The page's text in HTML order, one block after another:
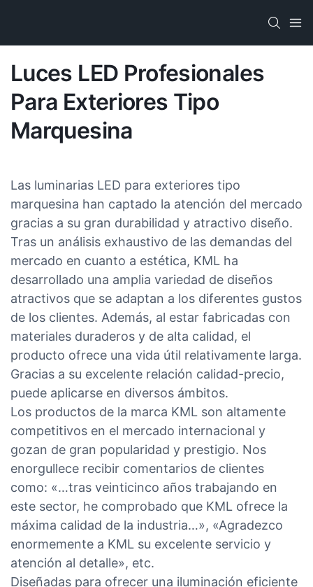
Luces LED Profesionales
Para Exteriores Tipo
Marquesina
Las luminarias LED para exteriores tipo
marquesina han captado la atención del mercado
gracias a su gran durabilidad y atractivo diseño.
Tras un análisis exhaustivo de las demandas del
mercado en cuanto a estética, KML ha
desarrollado una amplia variedad de diseños
atractivos que se adaptan a los diferentes gustos
de los clientes. Además, al estar fabricadas con
materiales duraderos y de alta calidad, el
producto ofrece una vida útil relativamente larga.
Gracias a su excelente relación calidad-precio,
puede aplicarse en diversos ámbitos.
Los productos de la marca KML son altamente
competitivos en el mercado internacional y
gozan de gran popularidad y prestigio. Nos
enorgullece recibir comentarios de clientes
como: «…tras veinticinco años trabajando en
este sector, he comprobado que KML ofrece la
máxima calidad de la industria…», «Agradezco
enormemente a KML su excelente servicio y
atención al detalle», etc.
Diseñadas para ofrecer una iluminación eficiente